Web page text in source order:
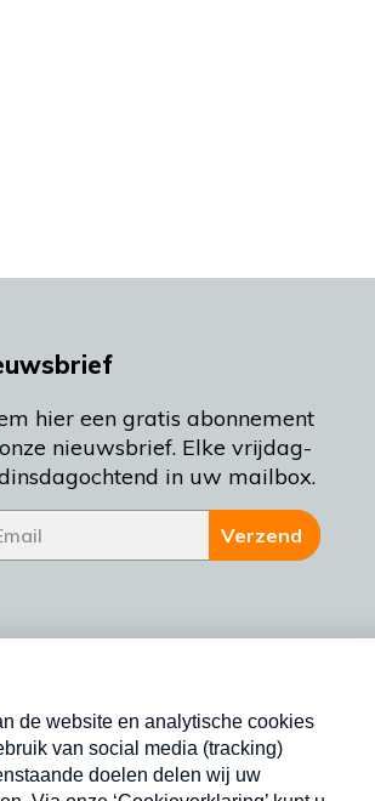
hier een gratis abonnement
nieuwsbrief. Elke vrijdag-
in uw mailbox.
Verzend
gratis abonnement op onze